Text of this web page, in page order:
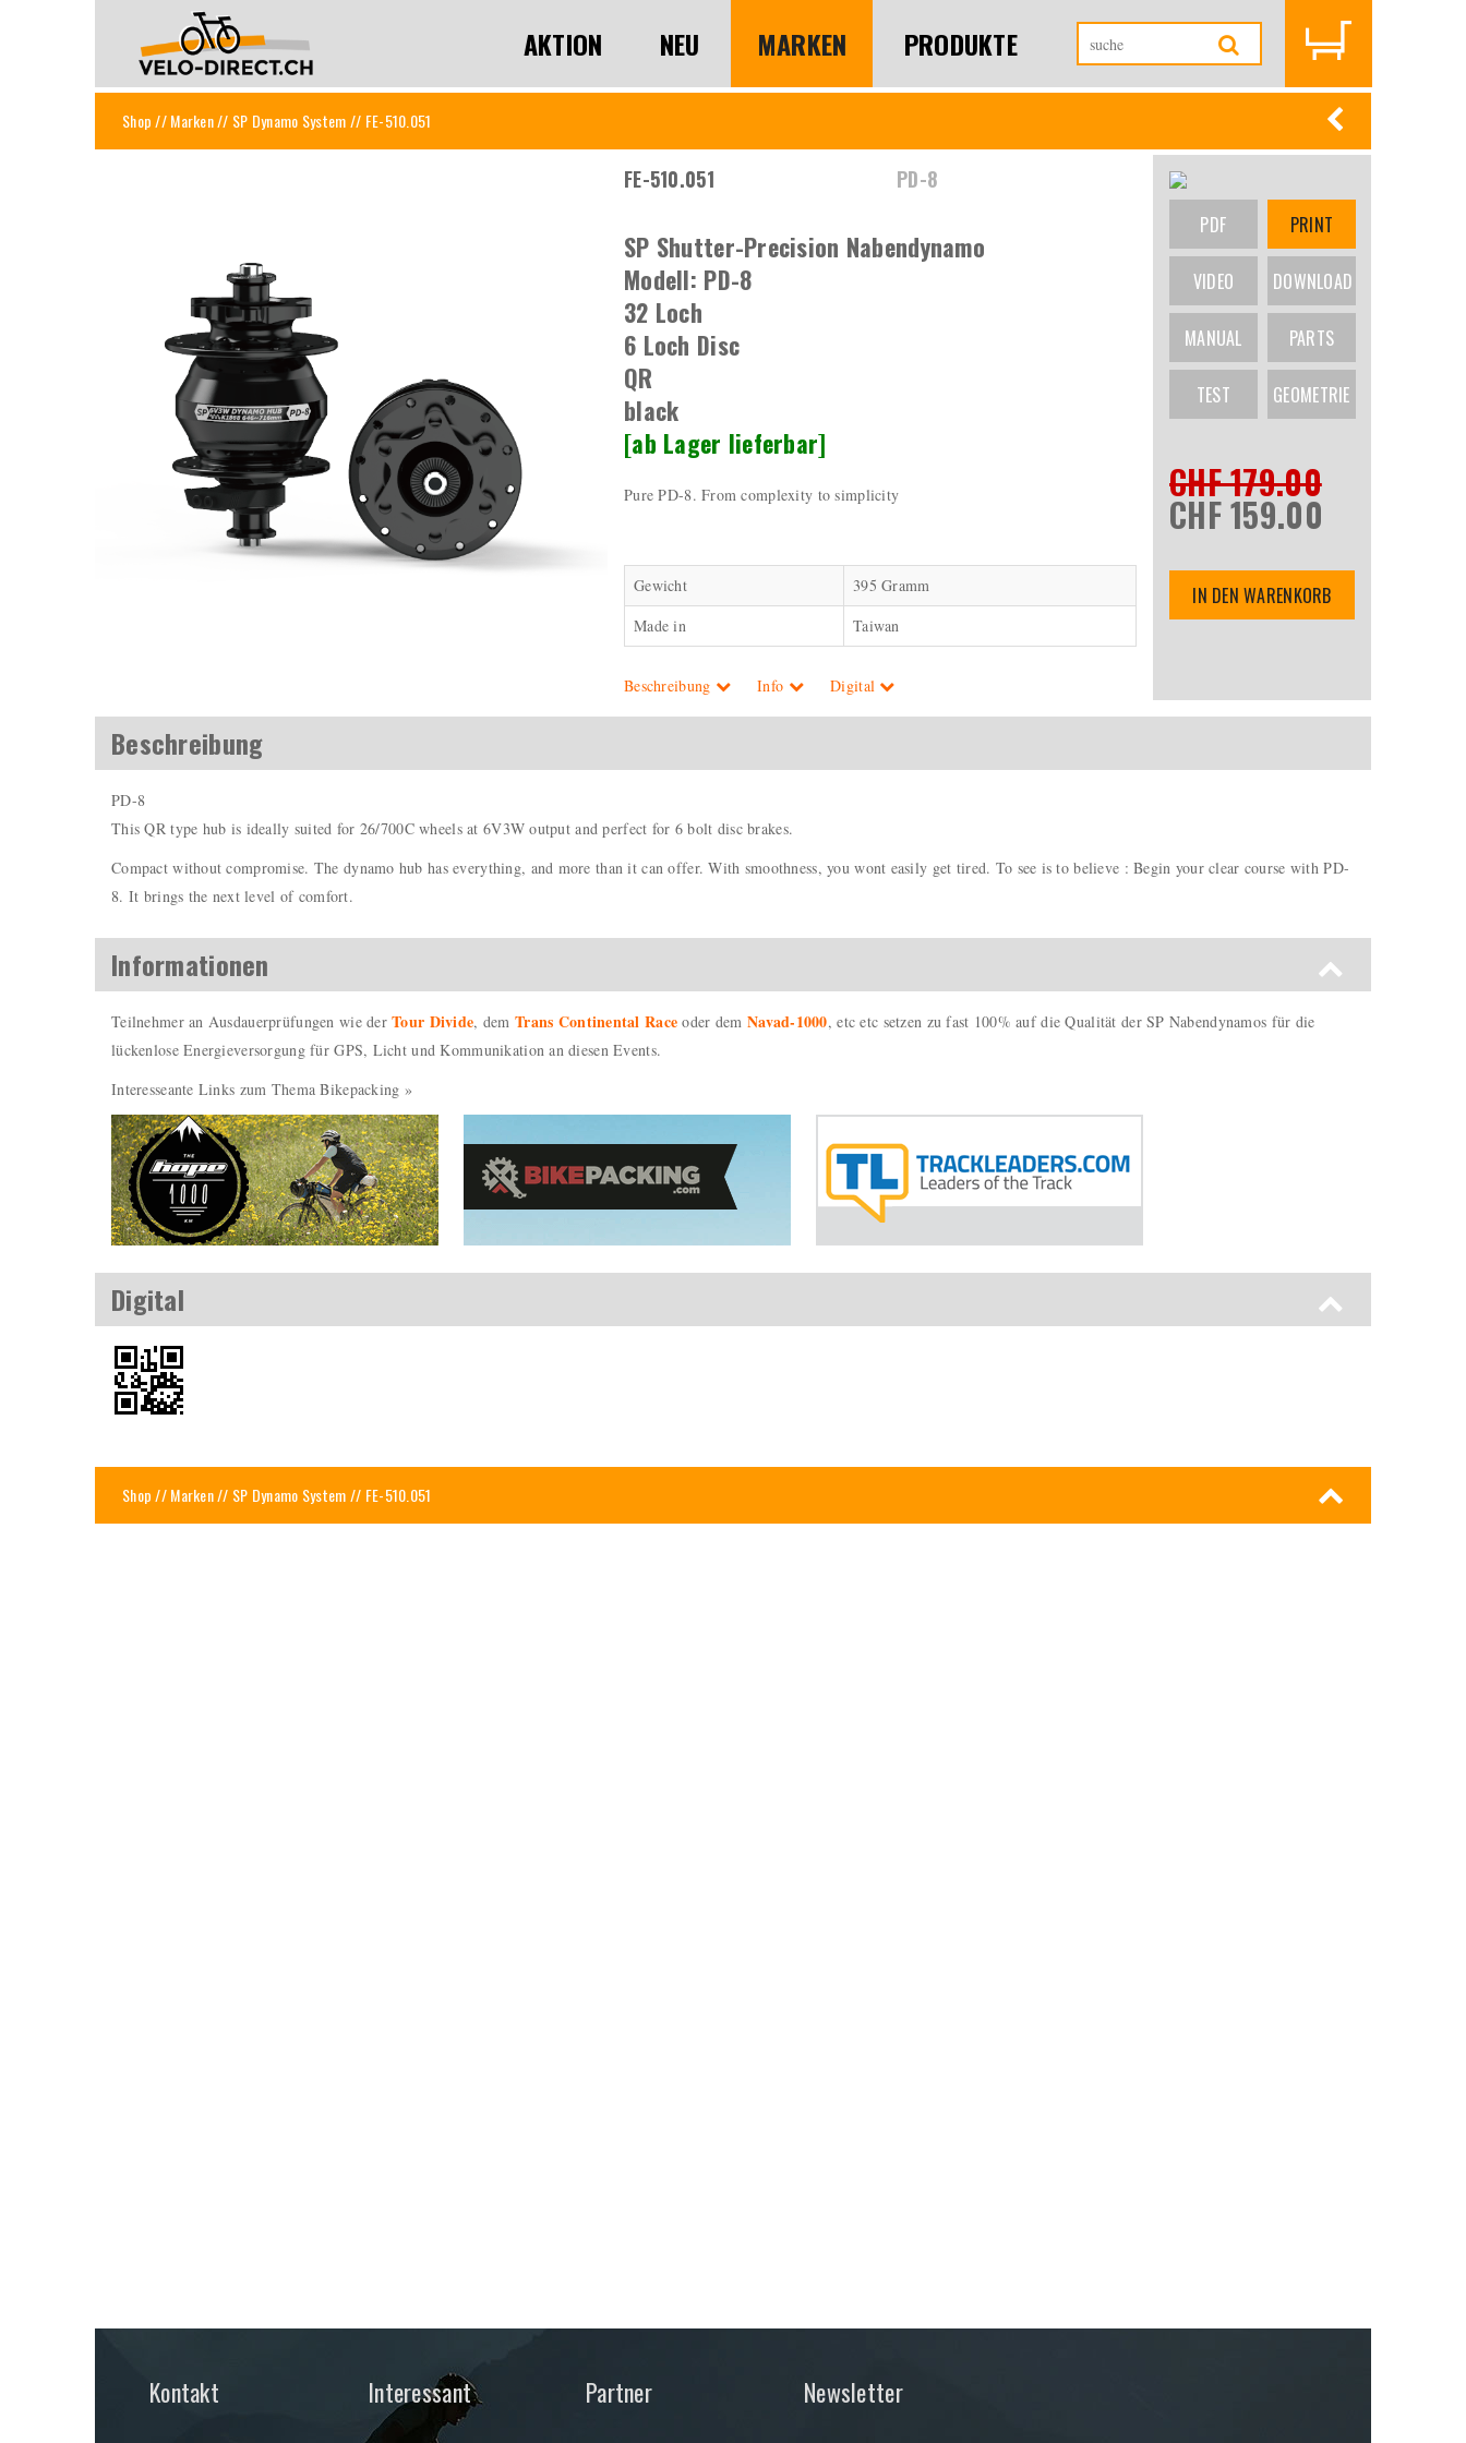
AKTION NEU MARKEN PRODUKTE
Shop//Marken// SP Dynamo System// FE-510.051
FE-510.051 PD-8
SP Shutter-Precision Nabendynamo
Modell: PD-8
32 Loch
6 Loch Disc
QR
black
[ab Lager lieferbar]
Pure PD-8. From complexity to simplicity
Gewicht
395 Gramm
Made in
Taiwan
Beschreibung Info Digital
PDF PRINT
VIDEO DOWNLOAD
MANUAL PARTS
TEST GEOMETRIE
CHF 179.00
CHF 159.00
IN DEN WARENKORB
Beschreibung
PD-8
This QR type hub is ideally suited for 26/700C wheels at 6V3W output and perfect for 6 bolt disc brakes.
Compact without compromise. The dynamo hub has everything, and more than it can offer. With smoothness, you wont easily get tired. To see is to believe : Begin your clear course with PD-
8. It brings the next level of comfort.
Informationen
Teilnehmer an Ausdauerprüfungen wie derTour Divide, dem Trans Continental Race oder dem Navad-1000, etc etc setzen zu fast 100% auf die Qualität der SP Nabendynamos für die
lückenlose Energieversorgung für GPS, Licht und Kommunikation an diesen Events.
Interesseante Links zum Thema Bikepacking »
Digital
Shop//Marken// SP Dynamo System// FE-510.051
Kontakt Interessant Partner Newsletter